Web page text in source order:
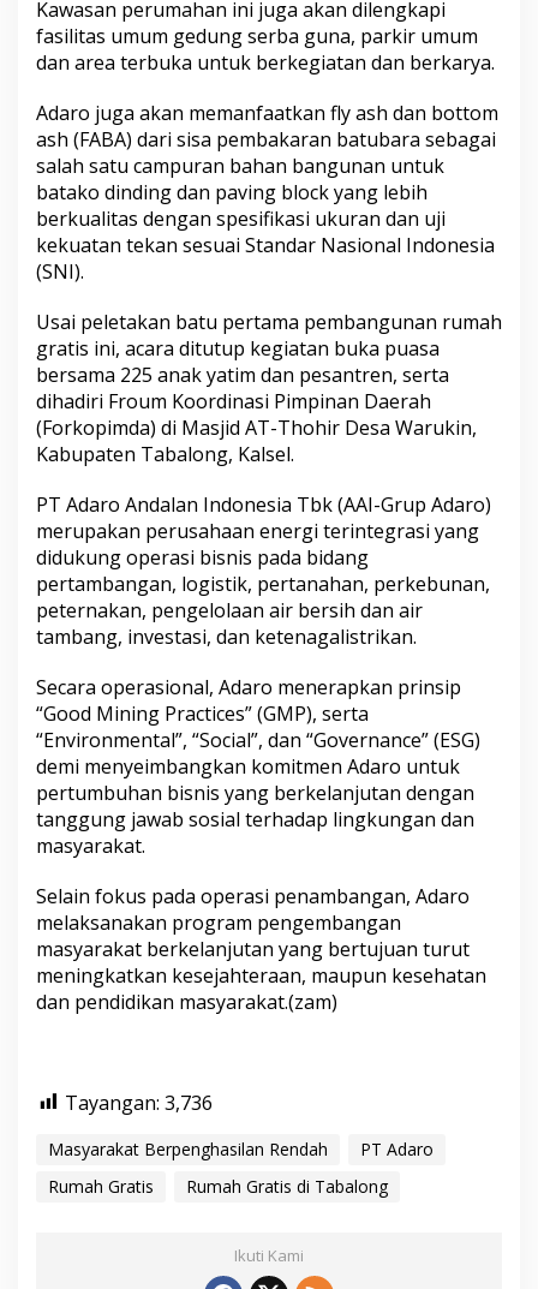
Kawasan perumahan ini juga akan dilengkapi
fasilitas umum gedung serba guna, parkir umum
dan area terbuka untuk berkegiatan dan berkarya.
Adaro juga akan memanfaatkan fly ash dan bottom
ash (FABA) dari sisa pembakaran batubara sebagai
salah satu campuran bahan bangunan untuk
batako dinding dan paving block yang lebih
berkualitas dengan spesifikasi ukuran dan uji
kekuatan tekan sesuai Standar Nasional Indonesia
(SNI).
Usai peletakan batu pertama pembangunan rumah
gratis ini, acara ditutup kegiatan buka puasa
bersama 225 anak yatim dan pesantren, serta
dihadiri Froum Koordinasi Pimpinan Daerah
(Forkopimda) di Masjid AT-Thohir Desa Warukin,
Kabupaten Tabalong, Kalsel.
PT Adaro Andalan Indonesia Tbk (AAI-Grup Adaro)
merupakan perusahaan energi terintegrasi yang
didukung operasi bisnis pada bidang
pertambangan, logistik, pertanahan, perkebunan,
peternakan, pengelolaan air bersih dan air
tambang, investasi, dan ketenagalistrikan.
Secara operasional, Adaro menerapkan prinsip
“Good Mining Practices” (GMP), serta
“Environmental”, “Social”, dan “Governance” (ESG)
demi menyeimbangkan komitmen Adaro untuk
pertumbuhan bisnis yang berkelanjutan dengan
tanggung jawab sosial terhadap lingkungan dan
masyarakat.
Selain fokus pada operasi penambangan, Adaro
melaksanakan program pengembangan
masyarakat berkelanjutan yang bertujuan turut
meningkatkan kesejahteraan, maupun kesehatan
dan pendidikan masyarakat.(zam)
Tayangan: 3,736
Masyarakat Berpenghasilan Rendah
PT Adaro
Rumah Gratis
Rumah Gratis di Tabalong
Ikuti Kami